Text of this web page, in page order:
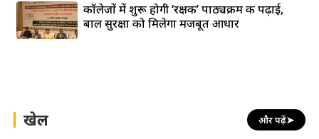
कॉलेजों में शुरू होगी ‘रक्षक’ पाठ्यक्रम की पढ़ाई,
बाल सुरक्षा को मिलेगा मजबूत आधार
खेल और पढ़ें➤